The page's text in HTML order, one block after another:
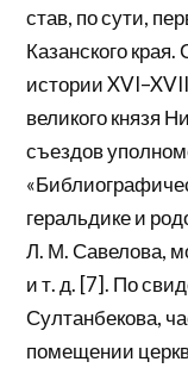
став, по сути,
Казанского
истории
великого князя
съездов
геральдике и
Л. М. Савелова,
и т. д. [7]. По
Султанбекова,
помещении